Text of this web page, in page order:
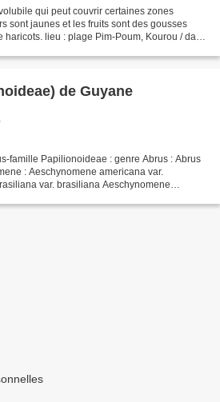
qui peut couvrir certaines zones
sont jaunes et les fruits sont des gousses
lieu : plage Pim-Poum, Kourou / date
de Guyane
famille Papilionoideae : genre Abrus : Abrus
: Aeschynomene americana var.
var. brasiliana Aeschynomene